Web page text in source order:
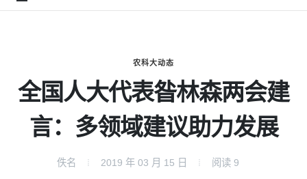
农科大动态
全国人大代表昝林森两会建
言：多领域建议助力发展
佚名 2019 年 03 月 15 日 阅读 9